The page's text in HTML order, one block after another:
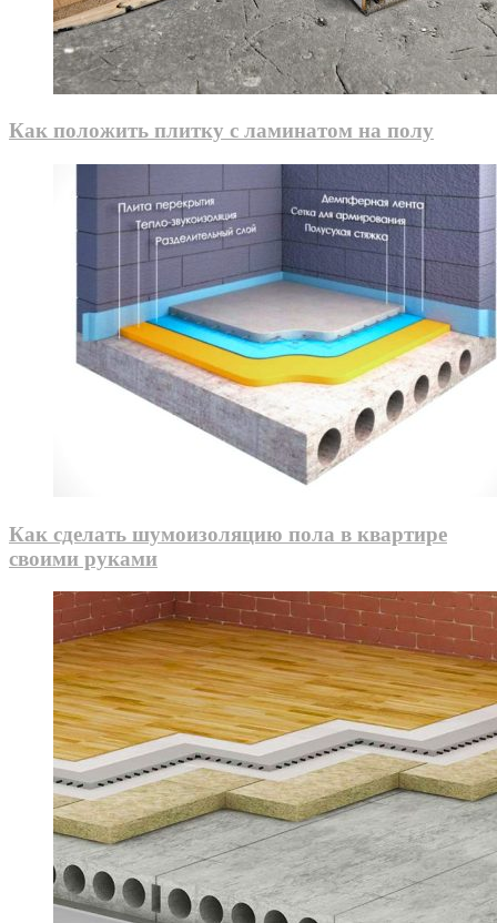
Как положить плитку с ламинатом на полу
Как сделать шумоизоляцию пола в квартире
своими руками